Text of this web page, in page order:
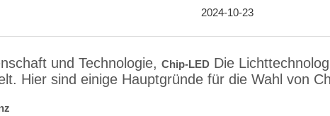
2024-10-23
und Technologie, Chip-LEDDie
Hier sind einige Hauptgründe für die Wahl von